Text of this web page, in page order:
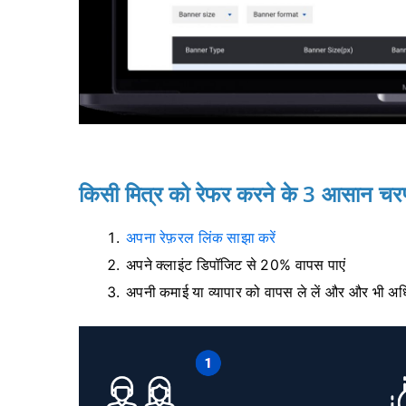
किसी मित्र को रेफर करने के 3 आसान
अपना रेफ़रल लिंक साझा करें
अपने क्लाइंट डिपॉजिट से 20% वापस पाएं
अपनी कमाई या व्यापार को वापस ले लें और और भी